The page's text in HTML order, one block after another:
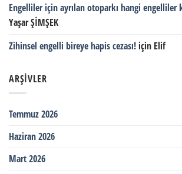
Engelliler için ayrılan otoparkı hangi engelliler
Yaşar ŞİMŞEK
Zihinsel engelli bireye hapis cezası! için Elif
ARŞIVLER
Temmuz 2026
Haziran 2026
Mart 2026